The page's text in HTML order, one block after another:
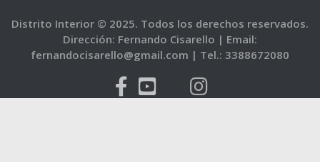
Distrito Interior © 2025. Todos los derechos reservados.
Dirección: Fernando Cisarello | Email:
fernandocisarello@gmail.com | Tel.: 3388672080